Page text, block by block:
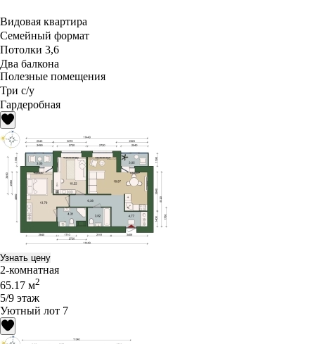
Видовая квартира
Семейный формат
Потолки 3,6
Два балкона
Полезные помещения
Три с/у
Гардеробная
Узнать цену
2-комнатная
65.17 м2
5/9 этаж
Уютный лот 7